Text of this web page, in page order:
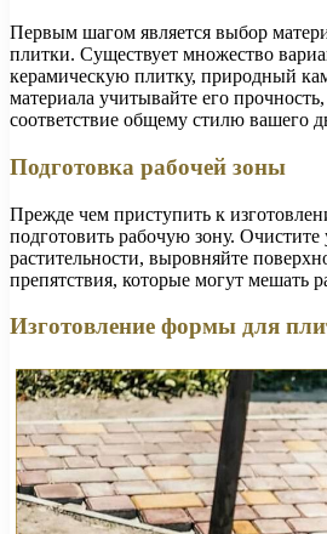
Первым шагом является выбор
плитки. Существует множество
керамическую плитку, природный
материала учитывайте его
соответствие общему стилю вашего
Подготовка рабочей зоны
Прежде чем приступить к
подготовить рабочую зону. Очистите
растительности, выровняйте
препятствия, которые могут мешать
Изготовление формы для